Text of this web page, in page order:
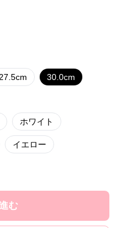
27.5cm 30.0cm
ホワイト
イエロー
む